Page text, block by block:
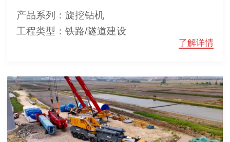
产品系列：旋挖钻机
工程类型：铁路/隧道建设
了解详情